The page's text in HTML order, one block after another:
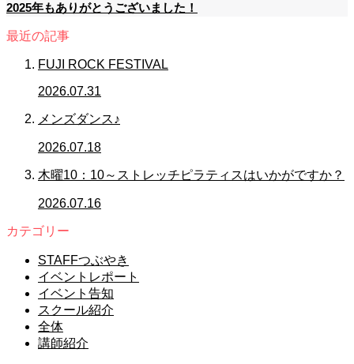
2025年もありがとうございました！
最近の記事
FUJI ROCK FESTIVAL
2026.07.31
メンズダンス♪
2026.07.18
木曜10：10～ストレッチピラティスはいかがですか？
2026.07.16
カテゴリー
STAFFつぶやき
イベントレポート
イベント告知
スクール紹介
全体
講師紹介